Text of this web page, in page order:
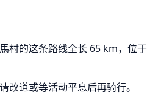
村的这条路线全长 65 km，位
改道或等活动平息后再骑行。